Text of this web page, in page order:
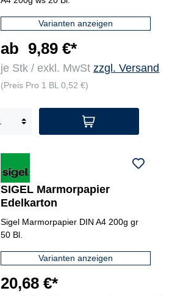
Varianten anzeigen
ab 9,89 €*
je Stk / exkl. MwStzzgl. Versand
(Preis Pro 1 BL 0,52 €)
SIGEL Marmorpapier
Edelkarton
Sigel Marmorpapier DIN A4 200g gr
50 Bl.
Varianten anzeigen
20,68 €*